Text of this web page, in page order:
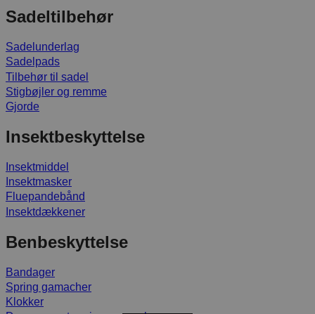
Sadeltilbehør
Sadelunderlag
Sadelpads
Tilbehør til sadel
Stigbøjler og remme
Gjorde
Insektbeskyttelse
Insektmiddel
Insektmasker
Fluepandebånd
Insektdækkener
Benbeskyttelse
Bandager
Spring gamacher
Klokker